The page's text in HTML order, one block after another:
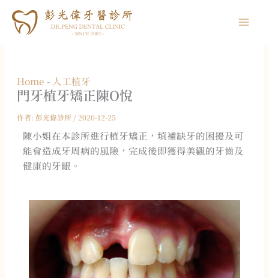
Home - 人工植牙
門牙植牙矯正陳O悅
作者: 彭光偉診所 / 2020-12-25
陳小姐在本診所進行植牙矯正，填補缺牙的困擾及可
能會造成牙周病的風險，完成後即獲得美觀的牙齒及
健康的牙齦。